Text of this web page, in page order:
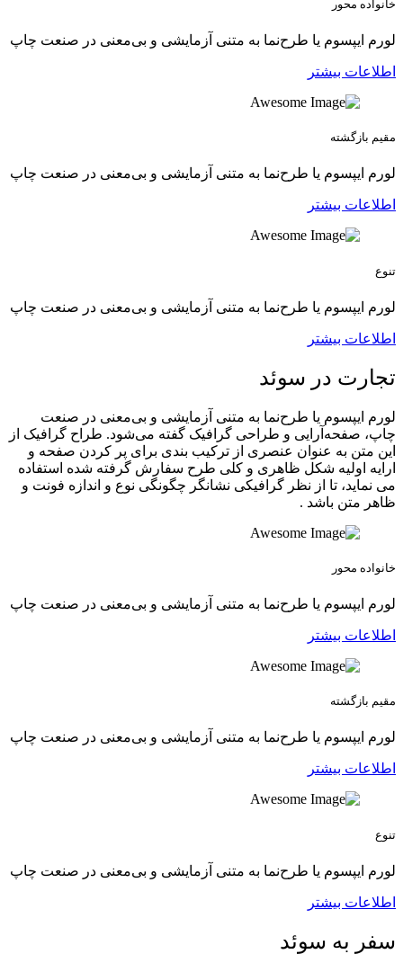
خانواده محور
لورم ایپسوم یا طرح‌نما به متنی آزمایشی و بی‌معنی در صنعت چاپ
اطلاعات بیشتر
مقیم بازگشته
لورم ایپسوم یا طرح‌نما به متنی آزمایشی و بی‌معنی در صنعت چاپ
اطلاعات بیشتر
تنوع
لورم ایپسوم یا طرح‌نما به متنی آزمایشی و بی‌معنی در صنعت چاپ
اطلاعات بیشتر
تجارت در سوئد
لورم ایپسوم یا طرح‌نما به متنی آزمایشی و بی‌معنی در صنعت
چاپ، صفحه‌آرایی و طراحی گرافیک گفته می‌شود. طراح گرافیک از
این متن به عنوان عنصری از ترکیب بندی برای پر کردن صفحه و
ارایه اولیه شکل ظاهری و کلی طرح سفارش گرفته شده استفاده
می نماید، تا از نظر گرافیکی نشانگر چگونگی نوع و اندازه فونت و
ظاهر متن باشد .
خانواده محور
لورم ایپسوم یا طرح‌نما به متنی آزمایشی و بی‌معنی در صنعت چاپ
اطلاعات بیشتر
مقیم بازگشته
لورم ایپسوم یا طرح‌نما به متنی آزمایشی و بی‌معنی در صنعت چاپ
اطلاعات بیشتر
تنوع
لورم ایپسوم یا طرح‌نما به متنی آزمایشی و بی‌معنی در صنعت چاپ
اطلاعات بیشتر
سفر به سوئد